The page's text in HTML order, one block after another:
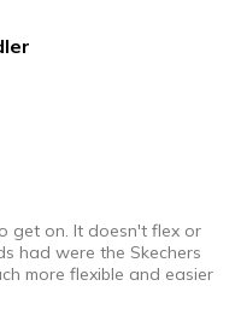
get on. It doesn't flex or
had were the Skechers
more flexible and easier